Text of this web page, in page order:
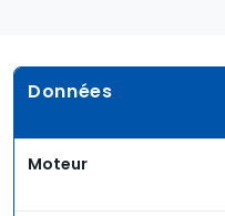
Données
Moteur